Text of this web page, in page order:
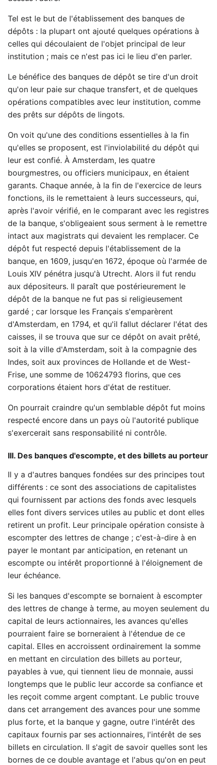
Tel est le but de l'établissement des banques de
dépôts : la plupart ont ajouté quelques opérations à
celles qui découlaient de l'objet principal de leur
institution ; mais ce n'est pas ici le lieu d'en parler.
Le bénéfice des banques de dépôt se tire d'un droit
qu'on leur paie sur chaque transfert, et de quelques
opérations compatibles avec leur institution, comme
des prêts sur dépôts de lingots.
On voit qu'une des conditions essentielles à la fin
qu'elles se proposent, est l'inviolabilité du dépôt qui
leur est confié. À Amsterdam, les quatre
bourgmestres, ou officiers municipaux, en étaient
garants. Chaque année, à la fin de l'exercice de leurs
fonctions, ils le remettaient à leurs successeurs, qui,
après l'avoir vérifié, en le comparant avec les registres
de la banque, s'obligeaient sous serment à le remettre
intact aux magistrats qui devaient les remplacer. Ce
dépôt fut respecté depuis l'établissement de la
banque, en 1609, jusqu'en 1672, époque où l'armée de
Louis XIV pénétra jusqu'à Utrecht. Alors il fut rendu
aux dépositeurs. Il paraît que postérieurement le
dépôt de la banque ne fut pas si religieusement
gardé ; car lorsque les Français s'emparèrent
d'Amsterdam, en 1794, et qu'il fallut déclarer l'état des
caisses, il se trouva que sur ce dépôt on avait prêté,
soit à la ville d'Amsterdam, soit à la compagnie des
Indes, soit aux provinces de Hollande et de West-
Frise, une somme de 10624793 florins, que ces
corporations étaient hors d'état de restituer.
On pourrait craindre qu'un semblable dépôt fut moins
respecté encore dans un pays où l'autorité publique
s'exercerait sans responsabilité ni contrôle.
III. Des banques d'escompte, et des billets au porteur
Il y a d'autres banques fondées sur des principes tout
différents : ce sont des associations de capitalistes
qui fournissent par actions des fonds avec lesquels
elles font divers services utiles au public et dont elles
retirent un profit. Leur principale opération consiste à
escompter des lettres de change ; c'est-à-dire à en
payer le montant par anticipation, en retenant un
escompte ou intérêt proportionné à l'éloignement de
leur échéance.
Si les banques d'escompte se bornaient à escompter
des lettres de change à terme, au moyen seulement du
capital de leurs actionnaires, les avances qu'elles
pourraient faire se borneraient à l'étendue de ce
capital. Elles en accroissent ordinairement la somme
en mettant en circulation des billets au porteur,
payables à vue, qui tiennent lieu de monnaie, aussi
longtemps que le public leur accorde sa confiance et
les reçoit comme argent comptant. Le public trouve
dans cet arrangement des avances pour une somme
plus forte, et la banque y gagne, outre l'intérêt des
capitaux fournis par ses actionnaires, l'intérêt de ses
billets en circulation. Il s'agit de savoir quelles sont les
bornes de ce double avantage et l'abus qu'on en peut